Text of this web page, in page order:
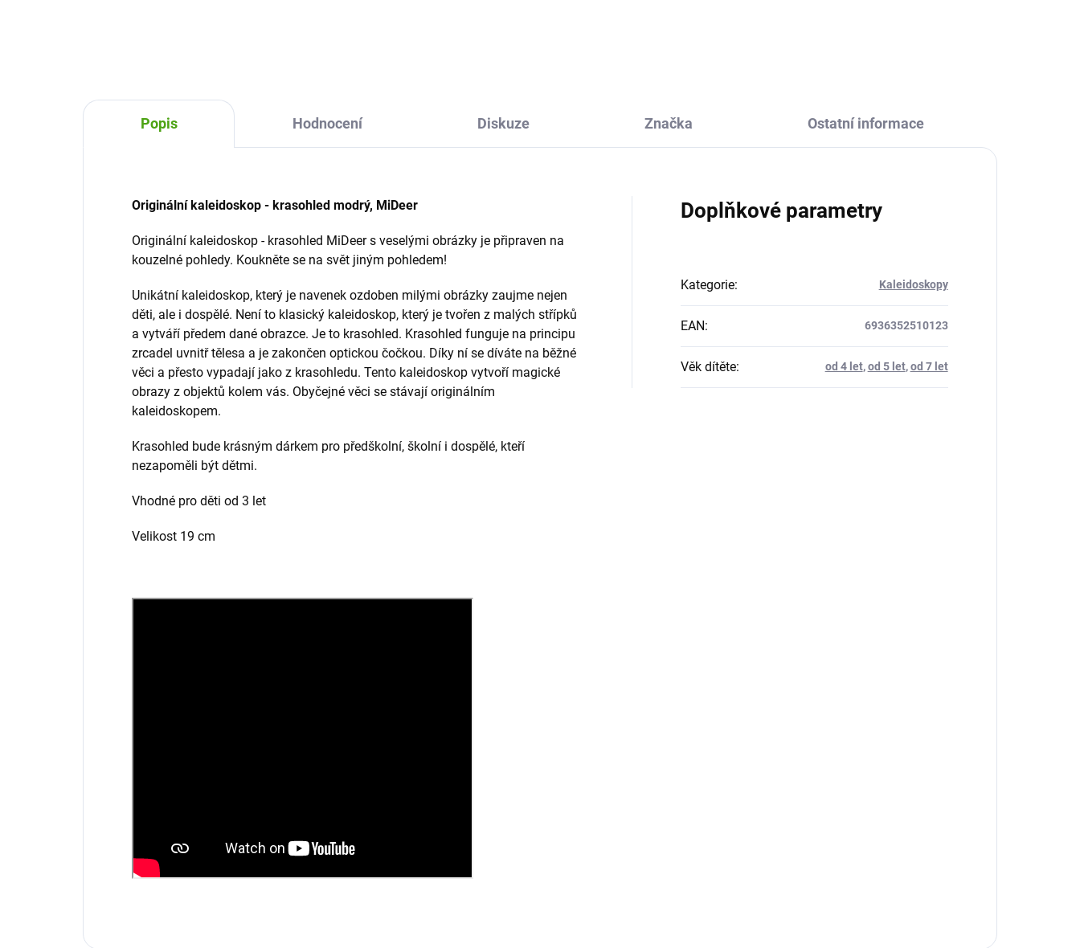
Popis Hodnocení Diskuze Značka Ostatní informace
Originální kaleidoskop - krasohled modrý, MiDeer
Originální kaleidoskop - krasohled MiDeer s veselými obrázky je připraven na
kouzelné pohledy. Koukněte se na svět jiným pohledem!
Unikátní kaleidoskop, který je navenek ozdoben milými obrázky zaujme nejen
děti, ale i dospělé. Není to klasický kaleidoskop, který je tvořen z malých střípků
a vytváří předem dané obrazce. Je to krasohled. Krasohled funguje na principu
zrcadel uvnitř tělesa a je zakončen optickou čočkou. Díky ní se díváte na běžné
věci a přesto vypadají jako z krasohledu. Tento kaleidoskop vytvoří magické
obrazy z objektů kolem vás. Obyčejné věci se stávají originálním
kaleidoskopem.
Krasohled bude krásným dárkem pro předškolní, školní i dospělé, kteří
nezapoměli být dětmi.
Vhodné pro děti od 3 let
Velikost 19 cm
Doplňkové parametry
Kategorie: Kaleidoskopy
EAN: 6936352510123
Věk dítěte: od 4 let,od 5 let,od 7 let